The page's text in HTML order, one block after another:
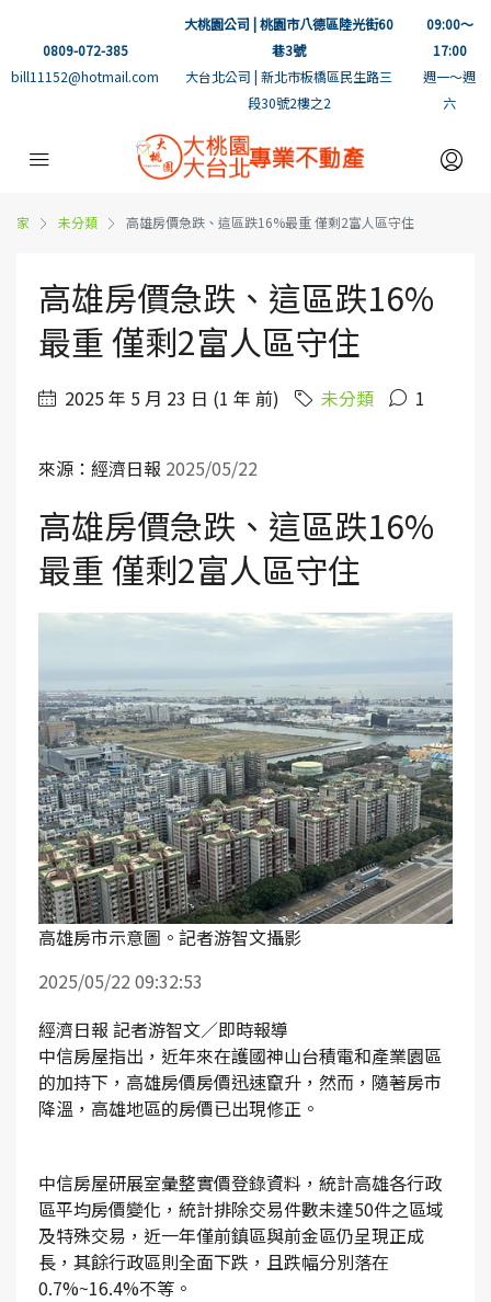
0809-072-385
bill11152@hotmail.com
大桃園公司 | 桃園市八德區陸光街60
巷3號
大台北公司 | 新北市板橋區民生路三
段30號2樓之2
09:00～
17:00
週一～週
六
家 未分類 高雄房價急跌、這區跌16%最重 僅剩2富人區守住
高雄房價急跌、這區跌16%
最重 僅剩2富人區守住
2025 年 5 月 23 日 (1 年 前) 未分類 1
來源：經濟日報 2025/05/22
高雄房價急跌、這區跌16%
最重 僅剩2富人區守住
高雄房市示意圖。記者游智文攝影
2025/05/22 09:32:53
經濟日報 記者游智文／即時報導
中信房屋指出，近年來在護國神山台積電和產業園區
的加持下，高雄房價房價迅速竄升，然而，隨著房市
降溫，高雄地區的房價已出現修正。
中信房屋研展室彙整實價登錄資料，統計高雄各行政
區平均房價變化，統計排除交易件數未達50件之區域
及特殊交易，近一年僅前鎮區與前金區仍呈現正成
長，其餘行政區則全面下跌，且跌幅分別落在
0.7%~16.4%不等。